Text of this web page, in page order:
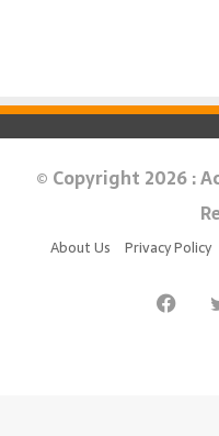
© Copyright 2026 :
About Us Privacy Policy